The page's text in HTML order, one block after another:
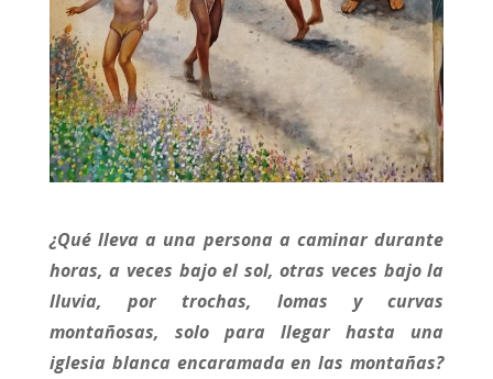
¿Qué lleva a una persona a caminar durante
horas, a veces bajo el sol, otras veces bajo la
lluvia, por trochas, lomas y curvas
montañosas, solo para llegar hasta una
iglesia blanca encaramada en las montañas?